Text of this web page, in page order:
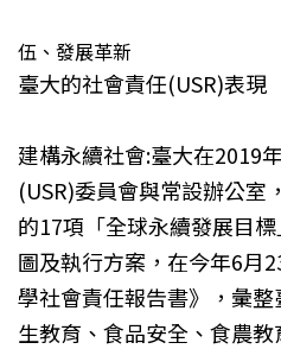
伍、發展革新
臺大的社會責任(USR)表現
建構永續社會:臺大在2019
(USR)委員會與常設辦公室
的17項「全球永續發展目
圖及執行方案，在今年6月
學社會責任報告書》，彙
生教育、食品安全、食農